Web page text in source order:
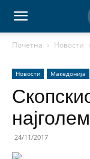
Почетна Новости
Новости Македонија
24/11/2017